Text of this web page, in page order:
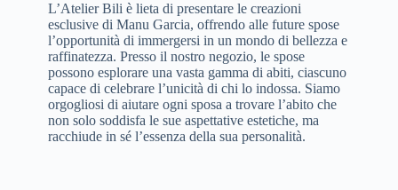
L’Atelier Bili è lieta di presentare le creazioni
esclusive di Manu Garcia, offrendo alle future spose
l’opportunità di immergersi in un mondo di bellezza e
raffinatezza. Presso il nostro negozio, le spose
possono esplorare una vasta gamma di abiti, ciascuno
capace di celebrare l’unicità di chi lo indossa. Siamo
orgogliosi di aiutare ogni sposa a trovare l’abito che
non solo soddisfa le sue aspettative estetiche, ma
racchiude in sé l’essenza della sua personalità.